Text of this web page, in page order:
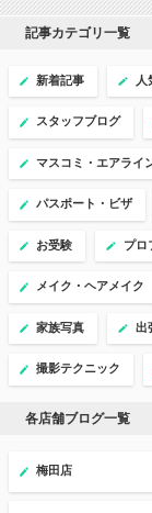
記事カテゴリ一覧
新着記事 人
スタッフブログ
マスコミ・エアライ
パスポート・ビザ
お受験 プロ
メイク・ヘアメイク
家族写真 出
撮影テクニック
各店舗ブログ一覧
梅田店